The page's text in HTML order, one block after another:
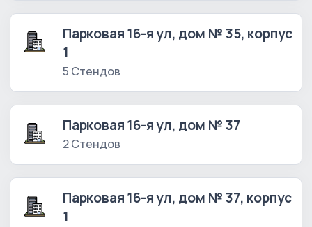
Парковая 16-я ул, дом № 35, корпус
1
5 Стендов
Парковая 16-я ул, дом № 37
2 Стендов
Парковая 16-я ул, дом № 37, корпус
1